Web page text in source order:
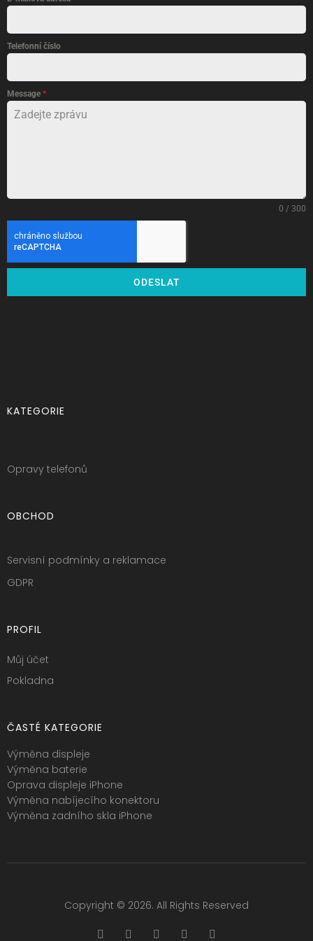
Telefonní číslo
Message *
0 / 300
ODESLAT
KATEGORIE
Opravy telefonů
OBCHOD
Servisní podmínky a reklamace
GDPR
PROFIL
Můj účet
Pokladna
ČASTÉ KATEGORIE
Výměna displeje
Výměna baterie
Oprava displeje iPhone
Výměna nabíjecího konektoru
Výměna zadního skla iPhone
Copyright © 2026. All Rights Reserved